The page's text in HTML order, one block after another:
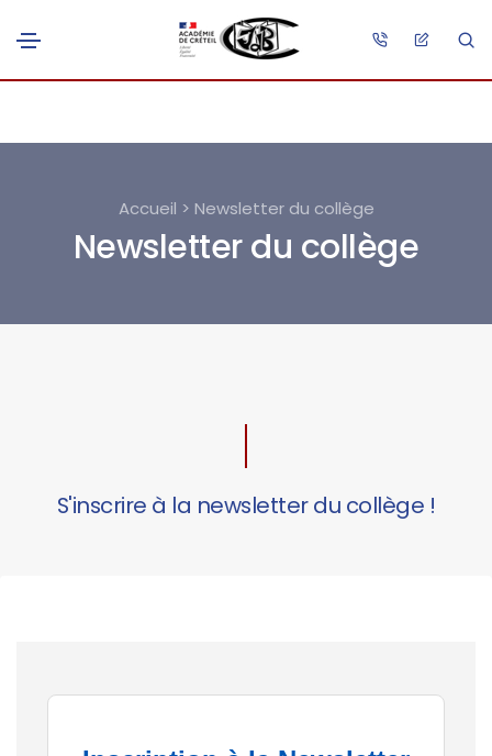
Accueil > Newsletter du collège
Newsletter du collège
S'inscrire à la newsletter du collège !